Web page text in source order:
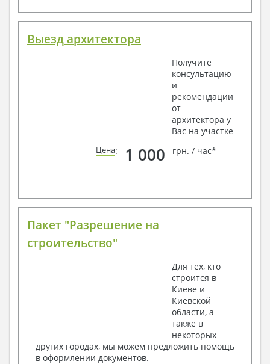
Выезд архитектора
Получите
консультацию
и
рекомендации
от
архитектора у
Вас на участке
Цена: 1 000 грн. / час*
Пакет "Разрешение на
строительство"
Для тех, кто
строится в
Киеве и
Киевской
области, а
также в
некоторых
других городах, мы можем предложить помощь
в оформлении документов.